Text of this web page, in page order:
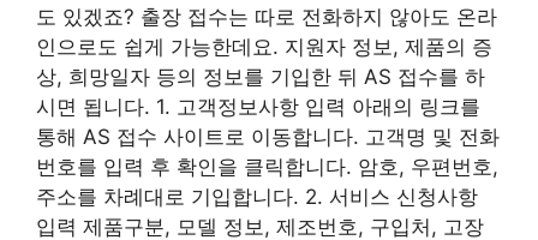
도 있겠죠? 출장 접수는 따로 전화하지 않아도 온라
인으로도 쉽게 가능한데요. 지원자 정보, 제품의 증
상, 희망일자 등의 정보를 기입한 뒤 AS 접수를 하
시면 됩니다. 1. 고객정보사항 입력 아래의 링크를
통해 AS 접수 사이트로 이동합니다. 고객명 및 전화
번호를 입력 후 확인을 클릭합니다. 암호, 우편번호,
주소를 차례대로 기입합니다. 2. 서비스 신청사항
입력 제품구분, 모델 정보, 제조번호, 구입처, 고장